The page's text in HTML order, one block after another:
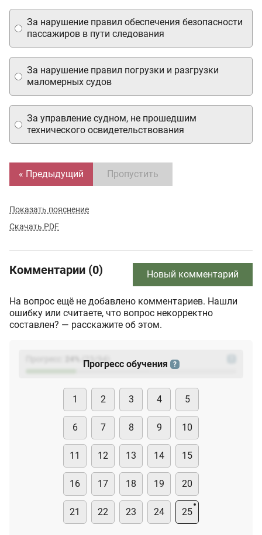
За нарушение правил погрузки и разгрузки
маломерных судов
За управление судном, не прошедшим
технического освидетельствования
За нарушение правил обеспечения безопасности
пассажиров в пути следования
« Предыдущий Пропустить
Показать пояснение
Скачать PDF
Комментарии (0) Новый комментарий
На вопрос ещё не добавлено комментариев. Нашли
ошибку или считаете, что вопрос некорректно
составлен? — расскажите об этом.
(23
Прогресс обучения ?
1 2 3 4 5
6 7 8 9 10
11 12 13 14 15
16 17 18 19 20
21 22 23 24 25